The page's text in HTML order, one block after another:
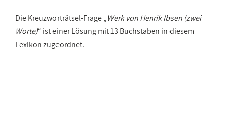
Die Kreuzworträtsel-Frage „Werk von Henrik Ibsen (zwei
Worte)“ ist einer Lösung mit 13 Buchstaben in diesem
Lexikon zugeordnet.